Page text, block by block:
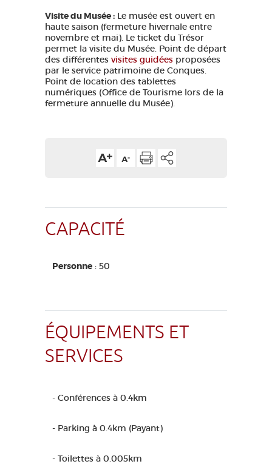
Visite du Musée : Le musée est ouvert en
haute saison (fermeture hivernale entre
novembre et mai). Le ticket du Trésor
permet la visite du Musée. Point de départ
des différentes visites guidées proposées
par le service patrimoine de Conques.
Point de location des tablettes
numériques (Office de Tourisme lors de la
fermeture annuelle du Musée).
CAPACITÉ
Personne : 50
ÉQUIPEMENTS ET
SERVICES
- Conférences à 0.4km
- Parking à 0.4km (Payant)
- Toilettes à 0.005km